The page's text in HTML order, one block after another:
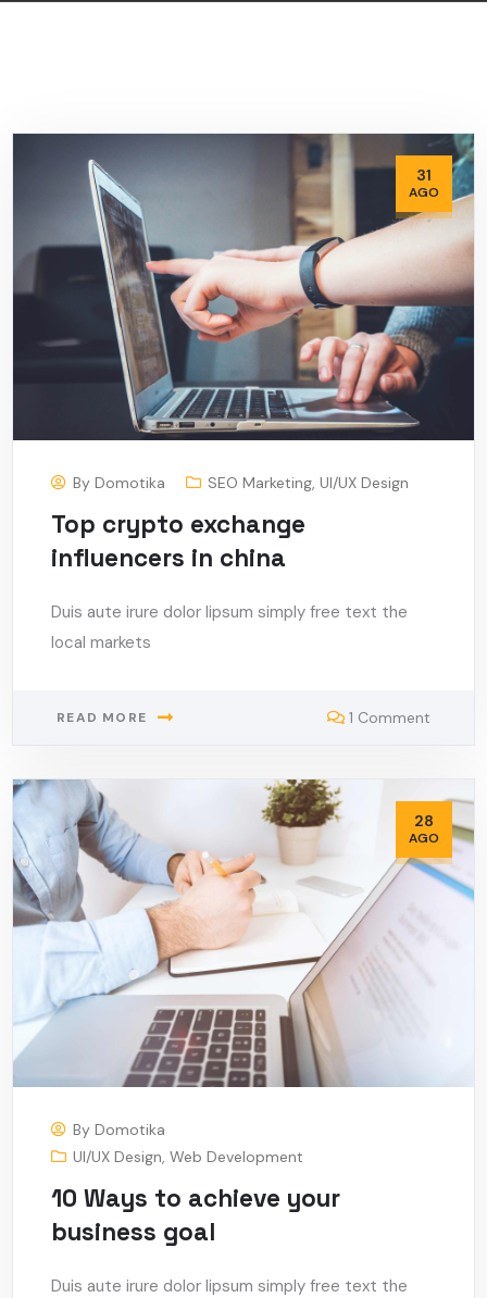
31
AGO
ByDomotika SEO Marketing,UI/UX Design
Top crypto exchange
influencers in china
Duis aute irure dolor lipsum simply free text the
local markets
READ MORE 1 Comment
28
AGO
ByDomotika
UI/UX Design,Web Development
10 Ways to achieve your
business goal
Duis aute irure dolor lipsum simply free text the